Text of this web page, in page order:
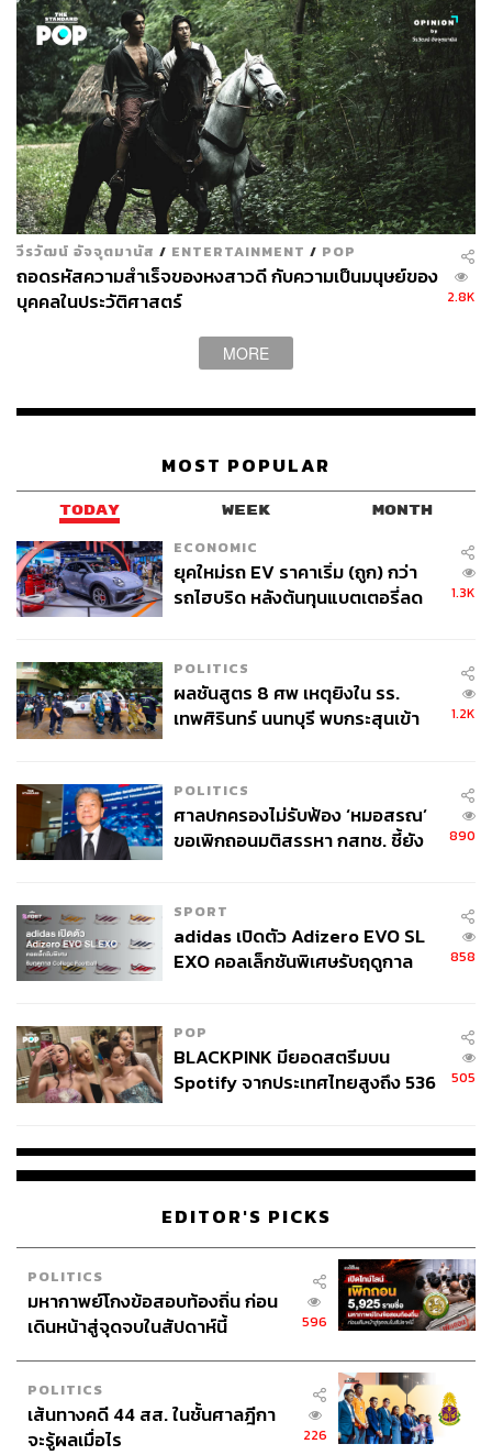
วีรวัฒน์ อัจจุตมานัส / ENTERTAINMENT / POP
ถอดรหัสความสำเร็จของหงสาวดี กับความเป็นมนุษย์ของ
บุคคลในประวัติศาสตร์
2.8K
MORE
MOST POPULAR
TODAY WEEK MONTH
ECONOMIC
ยุคใหม่รถ EV ราคาเริ่ม (ถูก) กว่า
รถไฮบริด หลังต้นทุนแบตเตอรี่ลด
1.3K
POLITICS
ผลชันสูตร 8 ศพ เหตุยิงใน รร.
เทพศิรินทร์ นนทบุรี พบกระสุนเข้า
1.2K
POLITICS
ศาลปกครองไม่รับฟ้อง ‘หมอสรณ’
ขอเพิกถอนมติสรรหา กสทช. ชี้ยัง
890
SPORT
adidas เปิดตัว Adizero EVO SL
EXO คอลเล็กชันพิเศษรับฤดูกาล
858
POP
BLACKPINK มียอดสตรีมบน
Spotify จากประเทศไทยสูงถึง 536
505
EDITOR'S PICKS
POLITICS
มหากาพย์โกงข้อสอบท้องถิ่น ก่อน
เดินหน้าสู่จุดจบในสัปดาห์นี้
596
POLITICS
เส้นทางคดี 44 สส. ในชั้นศาลฎีกา
จะรู้ผลเมื่อไร
226